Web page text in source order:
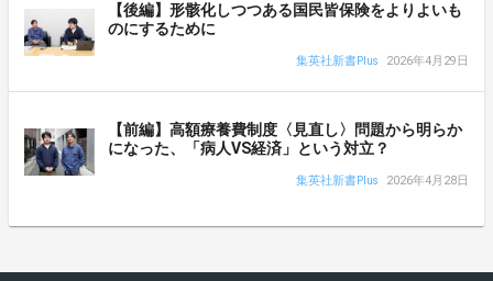
【後編】形骸化しつつある国民皆保険をよりよいも
のにするために
集英社新書Plus 2026年4月29日
【前編】高額療養費制度〈見直し〉問題から明らか
になった、「病人VS経済」という対立？
集英社新書Plus 2026年4月28日